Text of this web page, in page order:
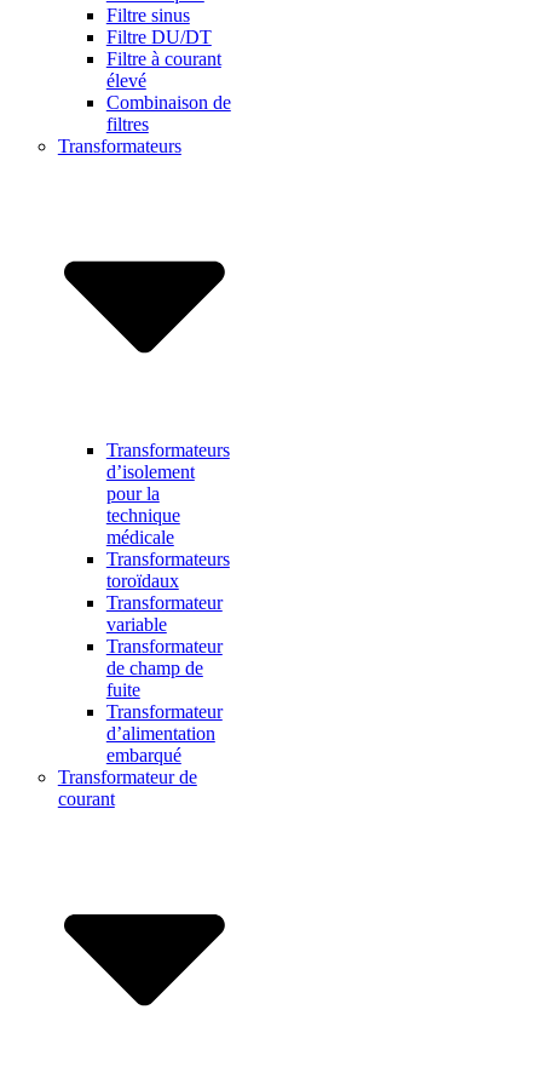
Filtre sinus
Filtre DU/DT
Filtre à courant
élevé
Combinaison de
filtres
Transformateurs
Transformateurs
d’isolement
pour la
technique
médicale
Transformateurs
toroïdaux
Transformateur
variable
Transformateur
de champ de
fuite
Transformateur
d’alimentation
embarqué
Transformateur de
courant